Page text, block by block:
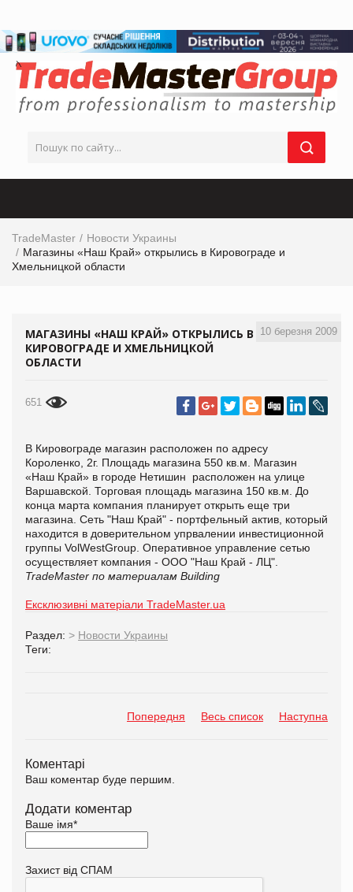
TradeMaster
Новости Украины
Магазины «Наш Край» открылись в Кировограде и
Хмельницкой области
10 березня 2009
МАГАЗИНЫ «НАШ КРАЙ» ОТКРЫЛИСЬ В
КИРОВОГРАДЕ И ХМЕЛЬНИЦКОЙ
ОБЛАСТИ
651
В Кировограде магазин расположен по адресу
Короленко, 2г. Площадь магазина 550 кв.м. Магазин
«Наш Край» в городе Нетишин расположен на улице
Варшавской. Торговая площадь магазина 150 кв.м. До
конца марта компания планирует открыть еще три
магазина. Сеть "Наш Край" - портфельный актив, который
находится в доверительном упрвалении инвестиционной
группы VolWestGroup. Оперативное управление сетью
осуществляет компания - ООО "Наш Край - ЛЦ".
TradeMaster по материалам Building
Ексклюзивні матеріали TradeMaster.ua
Раздел: > Новости Украины
Теги:
Попередня Весь список Наступна
Коментарі
Ваш коментар буде першим.
Додати коментар
Ваше імя*
Захист від СПАМ